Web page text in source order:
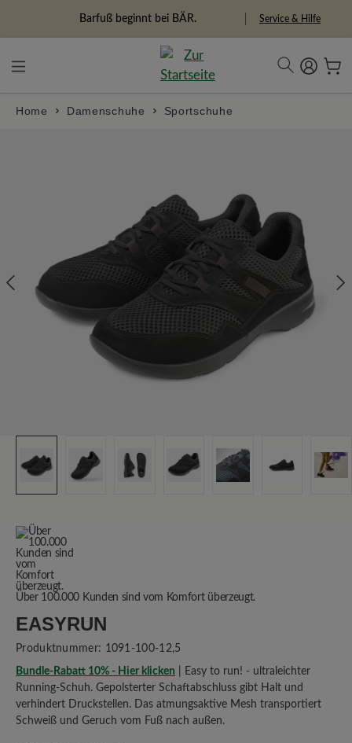
Freiheitspioniere Service & Hilfe
Home Damenschuhe Sportschuhe
Über 100.000 Kunden sind vom Komfort überzeugt.
EASYRUN
Produktnummer: 1091-100-12,5
Bundle-Rabatt 10% - Hier klicken | Easy to run! - ultraleichter
Running-Schuh. Gepolsterter Schaftabschluss gibt Halt und
verhindert Druckstellen. Das atmungsaktive Mesh transportiert
Schweiß und Geruch vom Fuß nach außen.